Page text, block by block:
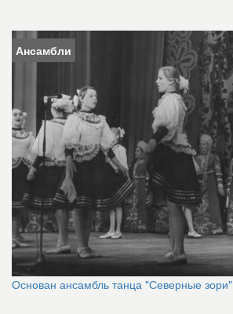
Ансамбли
Основан ансамбль танца "Северные зори"